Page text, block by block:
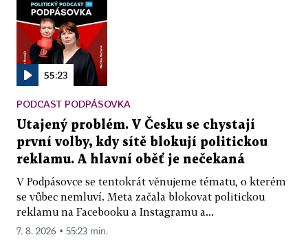
55:23
PODCAST PODPÁSOVKA
Utajený problém. V Česku se chystají
první volby, kdy sítě blokují politickou
reklamu. A hlavní oběť je nečekaná
V Podpásovce se tentokrát věnujeme tématu, o kterém
se vůbec nemluví. Meta začala blokovat politickou
reklamu na Facebooku a Instagramu a...
7. 8. 2026 ▪ 55:23 min.